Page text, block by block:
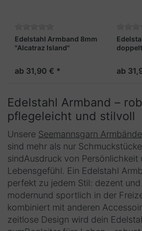
Edelstahl Armband 8mm
"Alcatraz Island"
ab 31,90 € * ab
Edelstahl Armband –
pflegeleicht und stilvoll
Unsere Seemannsgarn
sind mehr als nur
sindAusdruck von Persönlichkeit
Lebensgefühl. Ein Edelstahl
perfekt zu jedem Stil: dezent
modernund sportlich in der
kombiniert mit anderen
zeitlose Design wird dein